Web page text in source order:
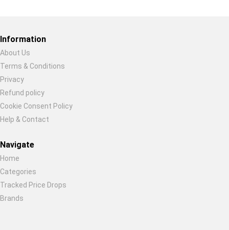
Information
About Us
Terms & Conditions
Privacy
Refund policy
Cookie Consent Policy
Help & Contact
Navigate
Home
Categories
Tracked Price Drops
Brands